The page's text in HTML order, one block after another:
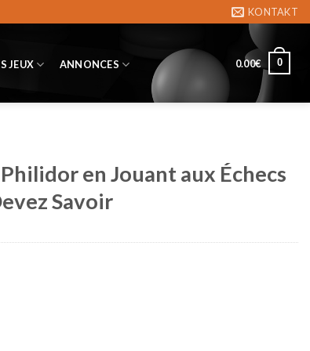
KONTAKT
JEUX ANNONCES 0.00€ 0
en Jouant aux Échecs
Savoir